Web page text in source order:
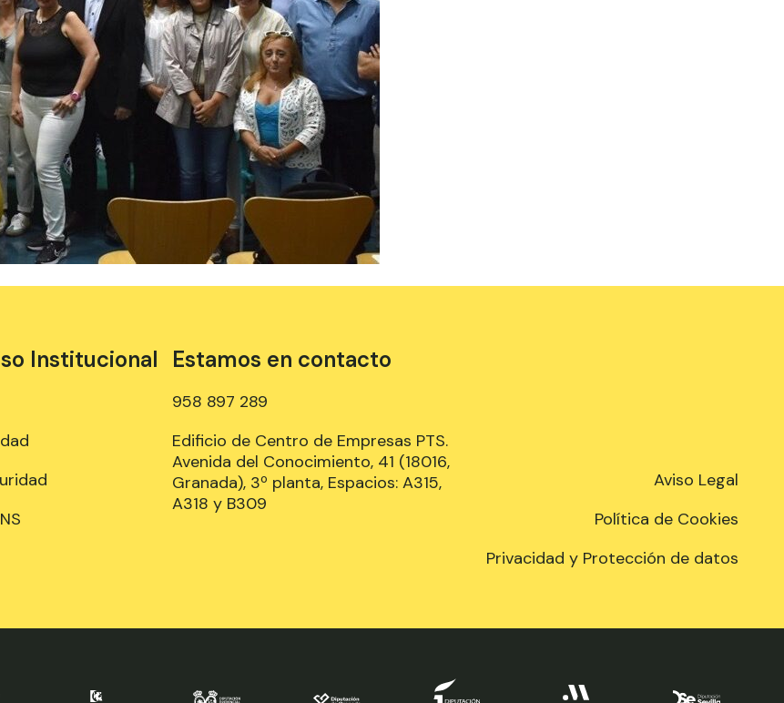
Institucional Estamos en contacto
958 897 289
Edificio de Centro de Empresas PTS.
Avenida del Conocimiento, 41 (18016,
Granada), 3º planta, Espacios: A315,
A318 y B309
Aviso Legal
Política de Cookies
Privacidad y Protección de datos